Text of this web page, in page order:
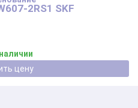
2RS1 SKF
Уточнить цену